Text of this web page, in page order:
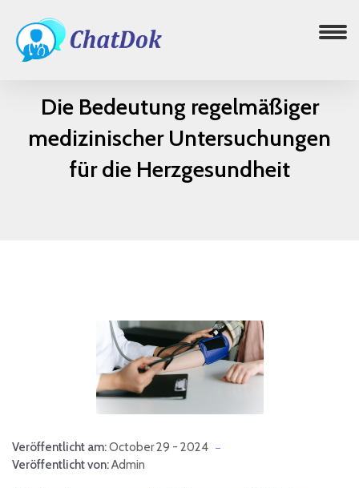
Die Bedeutung regelmäßiger
medizinischer Untersuchungen
für die Herzgesundheit
Veröffentlicht am:October 29 - 2024
Veröffentlicht von:Admin